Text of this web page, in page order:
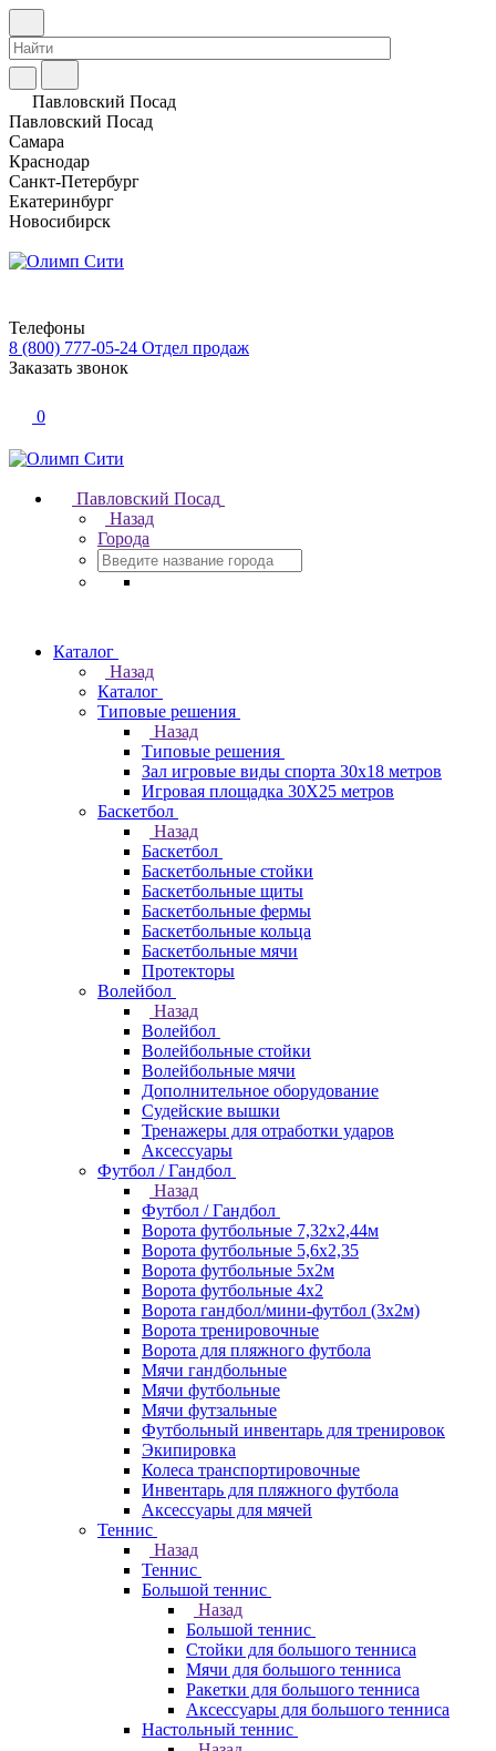
Павловский Посад
Павловский Посад
Самара
Краснодар
Санкт-Петербург
Екатеринбург
Новосибирск
Телефоны
8 (800) 777-05-24 Отдел продаж
Заказать звонок
0
Павловский Посад
Назад
Города
Каталог
Назад
Каталог
Типовые решения
Назад
Типовые решения
Зал игровые виды спорта 30x18 метров
Игровая площадка 30Х25 метров
Баскетбол
Назад
Баскетбол
Баскетбольные стойки
Баскетбольные щиты
Баскетбольные фермы
Баскетбольные кольца
Баскетбольные мячи
Протекторы
Волейбол
Назад
Волейбол
Волейбольные стойки
Волейбольные мячи
Дополнительное оборудование
Судейские вышки
Тренажеры для отработки ударов
Аксессуары
Футбол / Гандбол
Назад
Футбол / Гандбол
Ворота футбольные 7,32х2,44м
Ворота футбольные 5,6х2,35
Ворота футбольные 5х2м
Ворота футбольные 4х2
Ворота гандбол/мини-футбол (3х2м)
Ворота тренировочные
Ворота для пляжного футбола
Мячи гандбольные
Мячи футбольные
Мячи футзальные
Футбольный инвентарь для тренировок
Экипировка
Колеса транспортировочные
Инвентарь для пляжного футбола
Аксессуары для мячей
Теннис
Назад
Теннис
Большой теннис
Назад
Большой теннис
Стойки для большого тенниса
Мячи для большого тенниса
Ракетки для большого тенниса
Аксессуары для большого тенниса
Настольный теннис